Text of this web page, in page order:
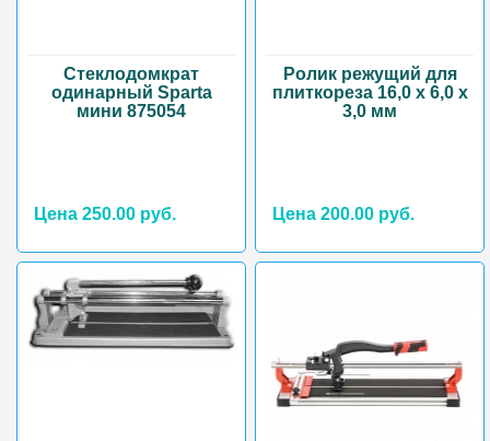
Стеклодомкрат
одинарный Sparta
мини 875054
Цена 250.00 руб.
Ролик режущий для
плиткореза 16,0 х 6,0 х
3,0 мм
Цена 200.00 руб.